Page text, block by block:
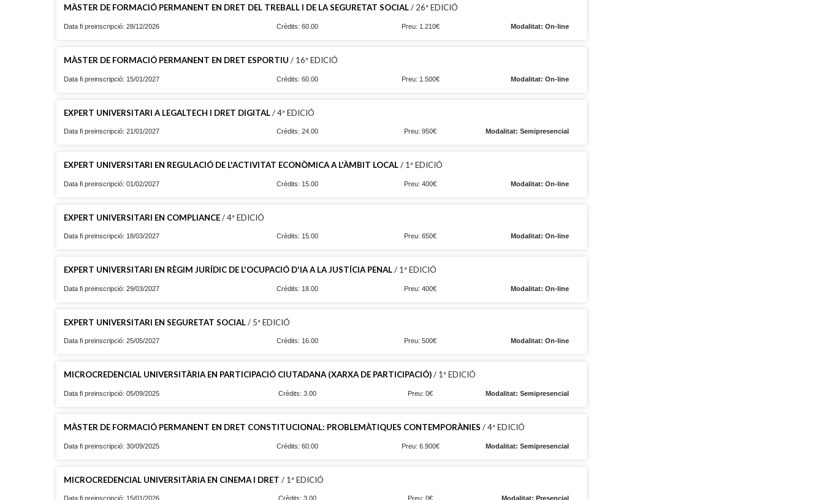
MÀSTER DE FORMACIÓ PERMANENT EN DRET DEL TREBALL I DE LA SEGURETAT SOCIAL/ 26ª EDICIÓ
Data fi preinscripció: 28/12/2026 Crèdits: 60.00 Preu: 1.210€ Modalitat: On-line
MÀSTER DE FORMACIÓ PERMANENT EN DRET ESPORTIU / 16ª EDICIÓ
Data fi preinscripció: 15/01/2027 Crèdits: 60.00 Preu: 1.500€ Modalitat: On-line
EXPERT UNIVERSITARI A LEGALTECH I DRET DIGITAL/ 4ª EDICIÓ
Data fi preinscripció: 21/01/2027 Crèdits: 24.00 Preu: 950€ Modalitat: Semipresencial
EXPERT UNIVERSITARI EN REGULACIÓ DE L'ACTIVITAT ECONÒMICA A L'ÀMBIT LOCAL/ 1ª EDICIÓ
Data fi preinscripció: 01/02/2027 Crèdits: 15.00 Preu: 400€ Modalitat: On-line
EXPERT UNIVERSITARI EN COMPLIANCE/ 4ª EDICIÓ
Data fi preinscripció: 18/03/2027 Crèdits: 15.00 Preu: 650€ Modalitat: On-line
EXPERT UNIVERSITARI EN RÈGIM JURÍDIC DE L'OCUPACIÓ D'IA A LA JUSTÍCIA PENAL/ 1ª EDICIÓ
Data fi preinscripció: 29/03/2027 Crèdits: 18.00 Preu: 400€ Modalitat: On-line
EXPERT UNIVERSITARI EN SEGURETAT SOCIAL/ 5ª EDICIÓ
Data fi preinscripció: 25/05/2027 Crèdits: 16.00 Preu: 500€ Modalitat: On-line
MICROCREDENCIAL UNIVERSITÀRIA EN PARTICIPACIÓ CIUTADANA (XARXA DE PARTICIPACIÓ)/ 1ª EDICIÓ
Data fi preinscripció: 05/09/2025 Crèdits: 3.00 Preu: 0€ Modalitat: Semipresencial
MÀSTER DE FORMACIÓ PERMANENT EN DRET CONSTITUCIONAL: PROBLEMÀTIQUES CONTEMPORÀNIES / 4ª EDICIÓ
Data fi preinscripció: 30/09/2025 Crèdits: 60.00 Preu: 6.900€ Modalitat: Semipresencial
MICROCREDENCIAL UNIVERSITÀRIA EN CINEMA I DRET / 1ª EDICIÓ
Data fi preinscripció: 15/01/2026 Crèdits: 3.00 Preu: 0€ Modalitat: Presencial